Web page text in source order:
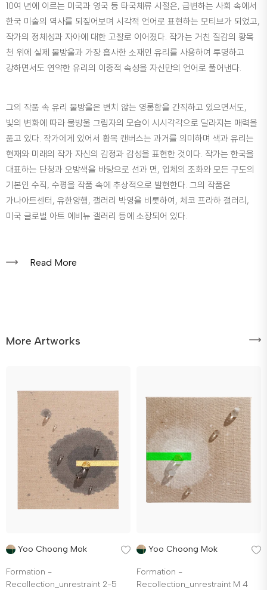
10여 년에 이르는 미국과 영국 등 타국체류 시절은, 급변하는 사회 속에서
한국 미술의 역사를 되짚어보며 시각적 언어로 표현하는 모티브가 되었고,
작가의 정체성과 자아에 대한 고찰로 이어졌다. 작가는 거친 질감의 황목
천 위에 실제 물방울과 가장 흡사한 소재인 유리를 사용하여 투명하고
강하면서도 연약한 유리의 이중적 속성을 자신만의 언어로 풀어낸다.
그의 작품 속 유리 물방울은 변치 않는 영롱함을 간직하고 있으면서도,
빛의 변화에 따라 물방울 그림자의 모습이 시시각각으로 달라지는 매력을
품고 있다. 작가에게 있어서 황목 캔버스는 과거를 의미하며 색과 유리는
현재와 미래의 작가 자신의 감정과 감성을 표현한 것이다. 작가는 한국을
대표하는 단청과 오방색을 바탕으로 선과 면, 입체의 조화와 모든 구도의
기본인 수직, 수평을 작품 속에 추상적으로 발현한다. 그의 작품은
가나아트센터, 유한양행, 갤러리 박영을 비롯하여, 체코 프라하 갤러리,
미국 글로벌 아트 에비뉴 갤러리 등에 소장되어 있다.
Read More
More Artworks
Yoo Choong Mok
Formation -
Recollection_unrestraint 2-5
Yoo Choong Mok
Formation -
Recollection_unrestraint M 4